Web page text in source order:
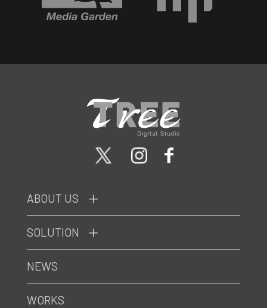
ABOUT US
SOLUTION
NEWS
WORKS